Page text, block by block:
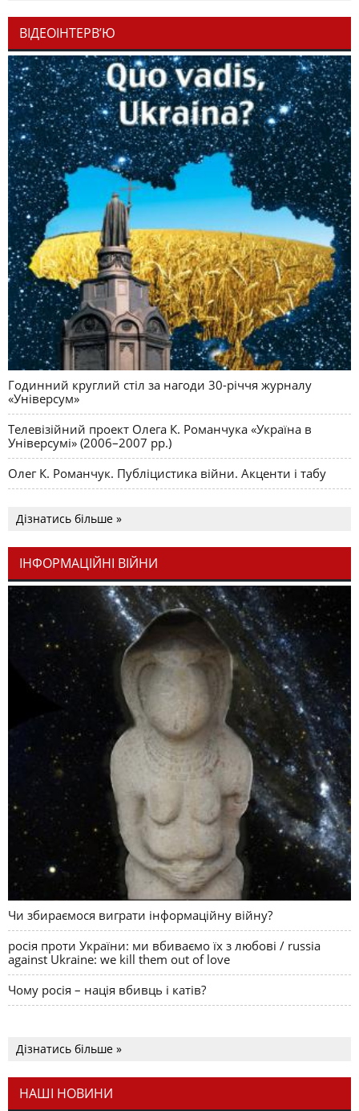
ВІДЕОІНТЕРВ’Ю
Годинний круглий стіл за нагоди 30-річчя журналу
«Універсум»
Телевізійний проект Олега К. Романчука «Україна в
Універсумі» (2006–2007 рр.)
Олег К. Романчук. Публіцистика війни. Акценти і табу
Дізнатись більше »
ІНФОРМАЦІЙНІ ВІЙНИ
Чи збираємося виграти інформаційну війну?
росія проти України: ми вбиваємо їх з любові / russia
against Ukraine: we kill them out of love
Чому росія – нація вбивць і катів?
Дізнатись більше »
НАШІ НОВИНИ